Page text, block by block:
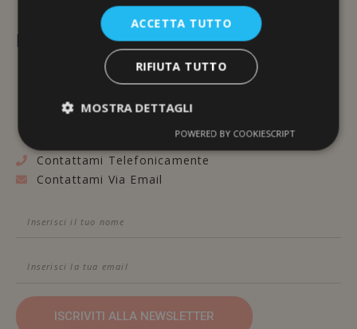
L'ERBORISTERIA
Via Brunelleschi, 117
Contattami Telefonicamente
Contattami Via Email
ISCRIVITI ALLA NEWSLETTER
ACCETTA TUTTO
RIFIUTA TUTTO
MOSTRA DETTAGLI
POWERED BY COOKIESCRIPT